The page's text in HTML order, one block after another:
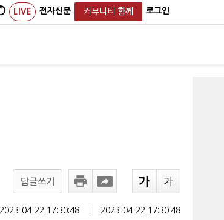
LIVE 전자신문 커뮤니티 함께 로그인
답글쓰기
2023-04-22 17:30:48 2023-04-22 17:30:48